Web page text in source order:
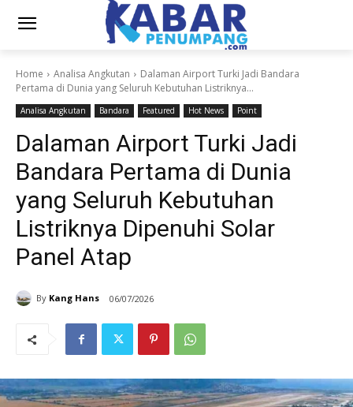
Home Analisa Angkutan
Dalaman Airport Turki Jadi Bandara
Pertama di Dunia yang Seluruh Kebutuhan Listriknya...
Analisa Angkutan Bandara Featured Hot News Point
Dalaman Airport Turki Jadi
Bandara Pertama di Dunia
yang Seluruh Kebutuhan
Listriknya Dipenuhi Solar
Panel Atap
By Kang Hans 06/07/2026